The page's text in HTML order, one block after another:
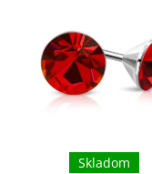
Skladom